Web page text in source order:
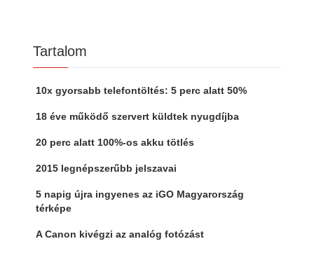
Tartalom
10x gyorsabb telefontöltés: 5 perc alatt 50%
18 éve működő szervert küldtek nyugdíjba
20 perc alatt 100%-os akku tötlés
2015 legnépszerűbb jelszavai
5 napig újra ingyenes az iGO Magyarország
térképe
A Canon kivégzi az analóg fotózást